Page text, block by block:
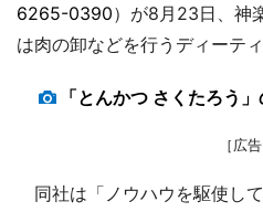
6265-0390）が8月23日、神
は肉の卸などを行うディーテ
「とんかつ さくたろう
［広告
同社は「ノウハウを駆使し